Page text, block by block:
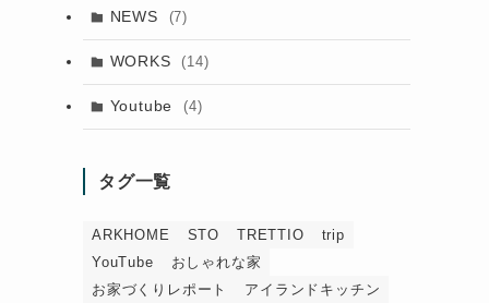
NEWS (7)
WORKS (14)
Youtube (4)
タグ一覧
ARKHOME STO TRETTIO
trip
YouTube
おしゃれな家
お家づくりレポート
アイランドキッチン